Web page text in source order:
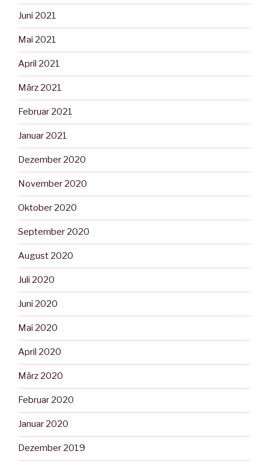
Juni 2021
Mai 2021
April 2021
März 2021
Februar 2021
Januar 2021
Dezember 2020
November 2020
Oktober 2020
September 2020
August 2020
Juli 2020
Juni 2020
Mai 2020
April 2020
März 2020
Februar 2020
Januar 2020
Dezember 2019